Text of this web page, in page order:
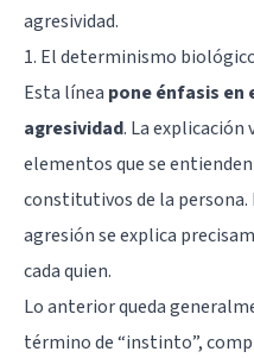
agresividad.
1. El determinismo
Esta línea pone énfasis
agresividad. La
elementos que se
constitutivos de la persona.
agresión se explica
cada quien.
Lo anterior queda
término de “instinto”,